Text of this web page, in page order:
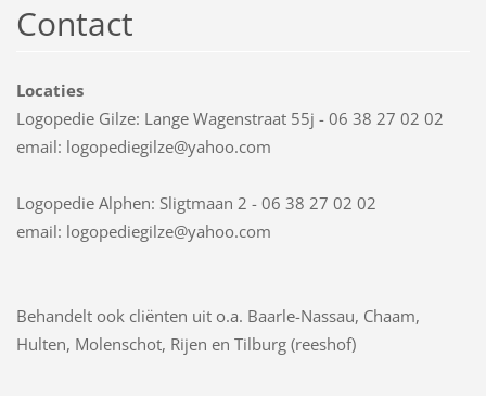
Contact
Locaties
Logopedie Gilze: Lange Wagenstraat 55j - 06 38 27 02 02
email: logopediegilze@yahoo.com
Logopedie Alphen: Sligtmaan 2 - 06 38 27 02 02
email: logopediegilze@yahoo.com
Behandelt ook cliënten uit o.a. Baarle-Nassau, Chaam,
Hulten, Molenschot, Rijen en Tilburg (reeshof)